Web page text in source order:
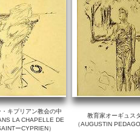
・キプリアン教会の中
LA CHAPELLE DE
ーCYPRIEN）
教育家オーギュス
（AUGUSTIN